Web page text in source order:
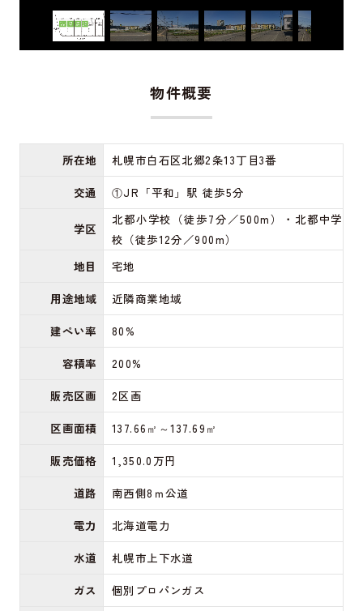
物件概要
所在地
札幌市白石区北郷2条13丁目3番
交通
①JR「平和」駅 徒歩5分
学区
北都小学校（徒歩7分／500m）・北都中学
校（徒歩12分／900m）
地目
宅地
用途地域
近隣商業地域
建ぺい率
80%
容積率
200%
販売区画
2区画
区画面積
137.66㎡～137.69㎡
販売価格
1,350.0万円
道路
南西側8ｍ公道
電力
北海道電力
水道
札幌市上下水道
ガス
個別プロパンガス